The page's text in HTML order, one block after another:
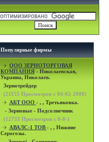
Популярные фирмы
OOO ЗЕРНОТОРГОВАЯ
КОМПАНИЯ- Николаевская,
Украина, Николаев.
Зернотрейдер
(21155 Просмотров с 04-02-2008)
АБТ ООО - , , Третьяковка.
- Зерновые - Подсолнечник
(12733 Просмотров с 0-0-)
АВАЛС-1 ТОВ - , , Нижние
Серогозы.